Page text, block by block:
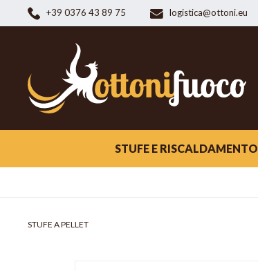
+39 0376 43 89 75 logistica@ottoni.eu
STUFE E RISCALDAMENTO
STUFE A PELLET